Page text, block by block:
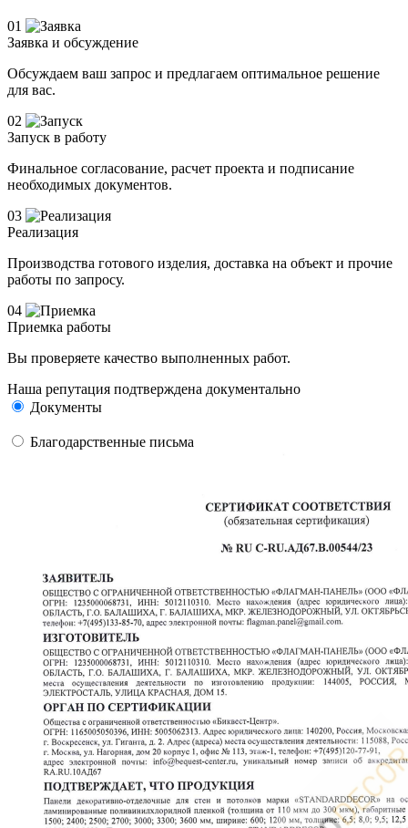
01
Заявка и обсуждение
Обсуждаем ваш запрос и предлагаем оптимальное решение
для вас.
02
Запуск в работу
Финальное согласование, расчет проекта и подписание
необходимых документов.
03
Реализация
Производства готового изделия, доставка на объект и прочие
работы по запросу.
04
Приемка работы
Вы проверяете качество выполненных работ.
Наша репутация подтверждена документально
Документы
Благодарственные письма